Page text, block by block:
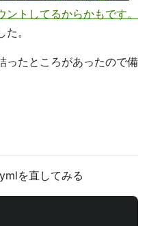
トしてるからかもです。
。
ったところがあったので備
を直してみる